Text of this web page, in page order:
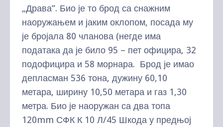
„Драва“. Био је то брод са снажним
наоружањем и јаким оклопом, посада му
је бројала 80 чланова (негде има
података да је било 95 – пет официра, 32
подофицира и 58 морнара. Брод је имао
депласман 536 тона, дужину 60,10
метара, ширину 10,50 метара и газ 1,30
метра. Био је наоружан са два топа
120mm СФК К 10 Л/45 Шкода у предњој